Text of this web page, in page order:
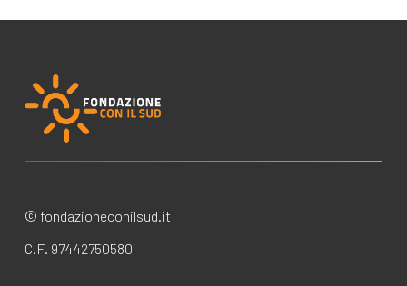
© fondazioneconilsud.it
C.F. 97442750580